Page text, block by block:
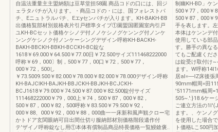
自温法重量主主盟納額は豆草堂担58園.商品コドの口には、回ジ
ェラタパチが入ります。・商品コドの・には、国フォレストパ
チ、Eニュトラルパチ、Eエyセンパチが入ります。KH-BAKH-BB
出価格覧部材別規格表片引戸標準タイプ①園盟国匿園室内引戸
ユKH-BCセット価格ケシノデ付ノノケシノグケンング付ノンケ
ンングケシノク付ノンケーシングデザイン呼称KH-BACKH-
BAKH-BBCKH-BBKH-BCCKH-BC錠な
1618￥69.000￥64.500￥77.00日￥72.500サイズ111468222000
呼称￥69，000〕制，500￥77，00口￥72，500￥77，
000￥72，500し
￥73.5009.500￥82.000￥78.000￥82.000￥78.000デザイン呼称
KH-BAJCIKH-BAJKH-BBJCKH-BBJKH-BCJCKH-
BCJ1618￥79.000￥74.500￥87.000￥82.500錠付サイズ
111468222000￥79，000上￥74，500￥87，000￥82，
500￥87，000￥82，500呼称￥83.500￥79.500￥92，
000￥88、000￥92，000￥88，000曲一一床新和風声観クロー宅
かトドア玄関眼納可目出間仕切り服納部材別価格階段遺作付
テ'ザイノ呼称錠なし用①本体有償制晶商品特畏価格一覧鰻鎗褒..
制幽KH-BD」ケ
500￥77，000￥
500￥87，000￥
手を表します。
本体はケンンデ
使用している部
す。勝手の異な
てもご配慮くだ
は錠受け取付け
ます。W呼称
居al=----lZ床後張
90mm帽周=田
'51171mm幅周
505~.':}18.6ケー
ご連立方法の
ます。、ケンノ
を使用した場合
ト価格Lこ500円